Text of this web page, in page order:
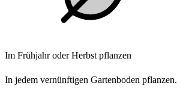
Im Frühjahr oder Herbst pflanzen
In jedem vernünftigen Gartenboden